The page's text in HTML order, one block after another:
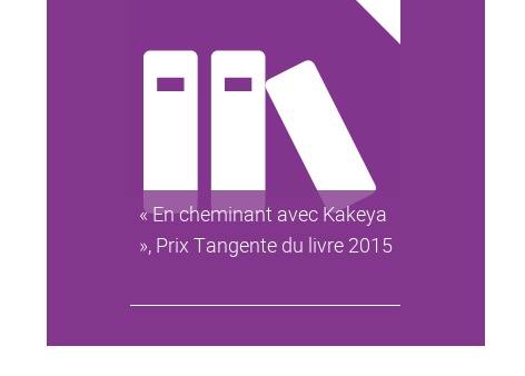
« En cheminant avec Kakeya
», Prix Tangente du livre 2015